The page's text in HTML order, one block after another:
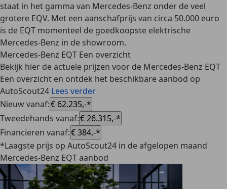
staat in het gamma van Mercedes-Benz onder de veel
grotere EQV. Met een aanschafprijs van circa 50.000 euro
is de EQT momenteel de goedkoopste elektrische
Mercedes-Benz in de showroom.
Mercedes-Benz EQT Een overzicht
Bekijk hier de actuele prijzen voor de Mercedes-Benz EQT
Een overzicht en ontdek het beschikbare aanbod op
AutoScout24 Lees verder
Nieuw vanaf:€ 62.235,-*
Tweedehands vanaf:€ 26.315,-*
Financieren vanaf:€ 384,-*
*Laagste prijs op AutoScout24 in de afgelopen maand
Mercedes-Benz EQT aanbod